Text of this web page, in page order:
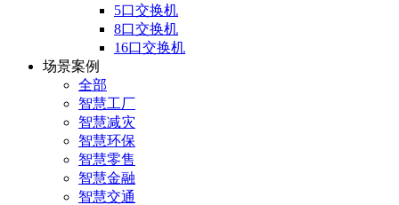
5口交换机
8口交换机
16口交换机
场景案例
全部
智慧工厂
智慧减灾
智慧环保
智慧零售
智慧金融
智慧交通